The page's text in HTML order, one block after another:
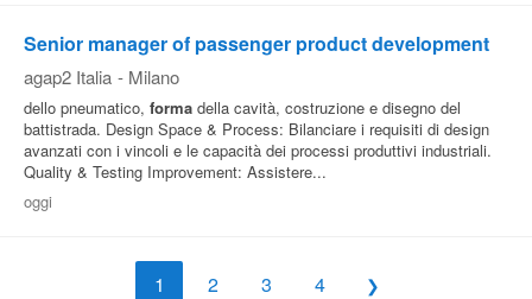
Senior manager of passenger product development
agap2 Italia - Milano
dello pneumatico, forma della cavità, costruzione e disegno del
battistrada. Design Space & Process: Bilanciare i requisiti di design
avanzati con i vincoli e le capacità dei processi produttivi industriali.
Quality & Testing Improvement: Assistere...
oggi
1 2 3 4